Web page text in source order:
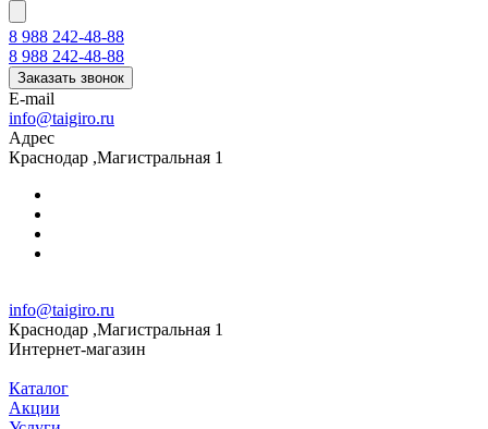
8 988 242-48-88
8 988 242-48-88
Заказать звонок
E-mail
info@taigiro.ru
Адрес
Краснодар ,Магистральная 1
info@taigiro.ru
Краснодар ,Магистральная 1
Интернет-магазин
Каталог
Акции